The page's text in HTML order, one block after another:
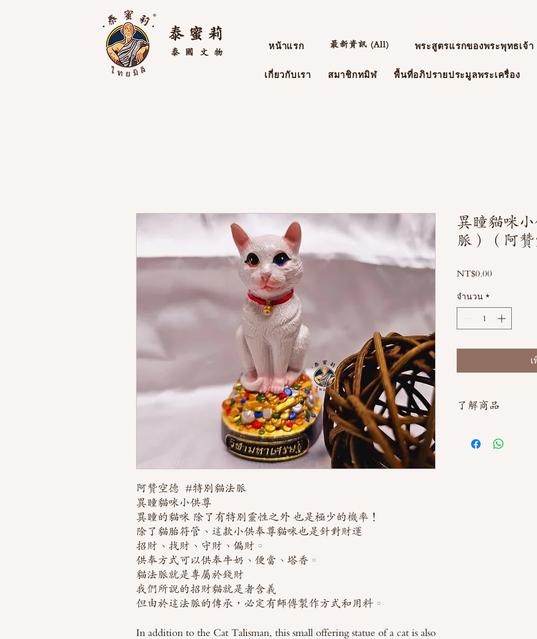
泰 蜜 莉
文物
泰國
หน้าแรก 最新資訊 (All) พระสูตรแรกของพระพุทธเจ้า
เกี่ยวกับเรา สมาชิกทมิฬ พื้นที่อภิปรายประมูลพระเครื่อง
阿贊空德 #特別貓法脈
異瞳貓咪小供尊
異瞳的貓咪 除了有特別靈性之外 也是極少的機率！
除了貓胎符管、這款小供奉尊貓咪也是針對財運
招財、找財、守財、偏財。
供奉方式可以供奉牛奶、便當、塔香。
貓法脈就是專屬於錢財
我們所說的招財貓就是者含義
但由於這法脈的傳承，必定有師傅製作方式和用料。
In addition to the Cat Talisman, this small offering statue of a cat is also
異瞳貓咪
脈）（阿贊
NT$0.00ราคา
จำนวน *
了解商品